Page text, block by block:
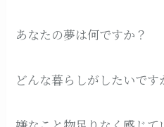
あなたの夢は何ですか？
どんな暮らしがしたいです